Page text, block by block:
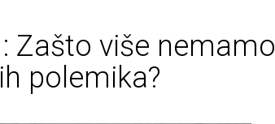
Zašto više nemamo
polemika?